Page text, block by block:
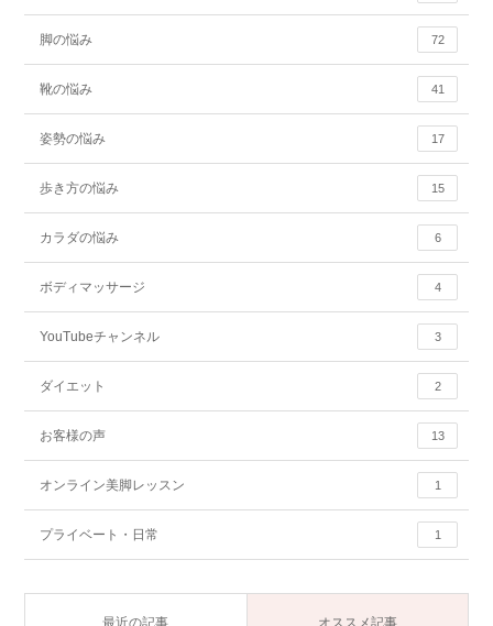
脚の悩み 72
靴の悩み 41
姿勢の悩み 17
歩き方の悩み 15
カラダの悩み 6
ボディマッサージ 4
YouTubeチャンネル 3
ダイエット 2
お客様の声 13
オンライン美脚レッスン 1
プライベート・日常 1